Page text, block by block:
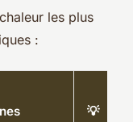
les plus
:
💡